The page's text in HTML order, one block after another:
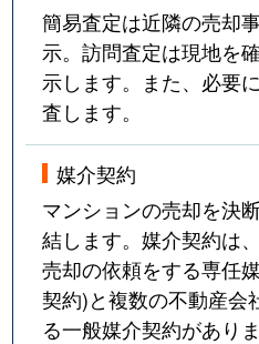
簡易査定は近隣の売却
示。訪問査定は現地を
示します。また、必要
査します。
媒介契約
マンションの売却を決
結します。媒介契約は
売却の依頼をする専任
契約)と複数の不動産会
る一般媒介契約がありま